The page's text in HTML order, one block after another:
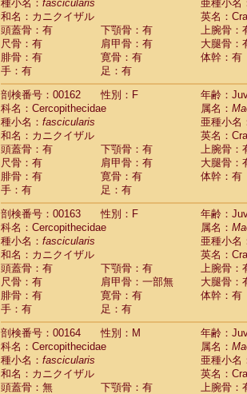
種小名： fascicularis
亜種小名
和名：カニクイザル
英名：
頭蓋骨：有
下顎骨：有
上腕骨：
尺骨：有
肩甲骨：有
大腿骨：
腓骨：有
寛骨：有
体幹：有
手：有
足：有
剖検番号：00162
性別：F
年齢：
科名：Cercopithecidae
属名：
種小名： fascicularis
亜種小名
和名：カニクイザル
英名：
頭蓋骨：有
下顎骨：有
上腕骨：
尺骨：有
肩甲骨：有
大腿骨：
腓骨：有
寛骨：有
体幹：有
手：有
足：有
剖検番号：00163
性別：F
年齢：
科名：Cercopithecidae
属名：
種小名： fascicularis
亜種小名
和名：カニクイザル
英名：
頭蓋骨：有
下顎骨：有
上腕骨：
尺骨：有
肩甲骨：一部無
大腿骨：
腓骨：有
寛骨：有
体幹：有
手：有
足：有
剖検番号：00164
性別：M
年齢：
科名：Cercopithecidae
属名：
種小名： fascicularis
亜種小名
和名：カニクイザル
英名：
頭蓋骨：無
下顎骨：有
上腕骨：